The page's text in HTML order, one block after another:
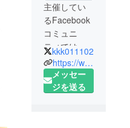
主催してい
るFacebook
コミュニ
ティでは
様々な宝石
をご紹介し
ています。
kkk011102
https://www.facebook.com/groups/233206387244848
メッセー
ジを送る